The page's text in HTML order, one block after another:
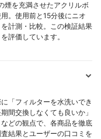
煙を充満させたアクリルボ
。使用前と15分後にニオ
計測・比較。この検証結果
評価しています。
「フィルターを水洗いでき
間交換しなくても良いか」
などの観点で、各商品を徹底
結果とユーザーの口コミを